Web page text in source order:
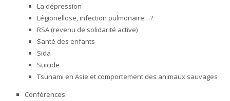
La dépression
Légionellose, infection pulmonaire…?
RSA (revenu de solidarité active)
Santé des enfants
Sida
Suicide
Tsunami en Asie et comportement des animaux sauvages
Conférences